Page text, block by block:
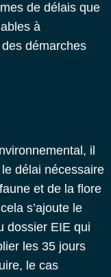
de délais que
à
des démarches
il
délai nécessaire
et de la flore
s’ajoute le
dossier EIE qui
les 35 jours
le cas